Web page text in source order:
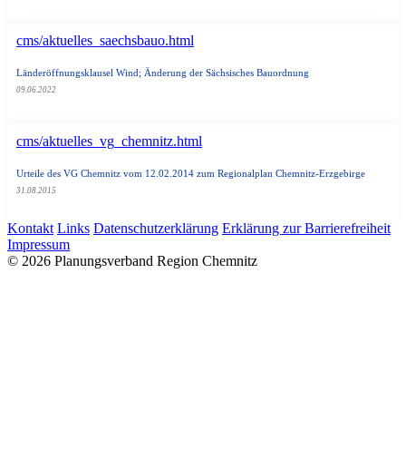
cms/aktuelles_saechsbauo.html
Länderöffnungsklausel Wind; Änderung der Sächsisches Bauordnung
09.06.2022
cms/aktuelles_vg_chemnitz.html
Urteile des VG Chemnitz vom 12.02.2014 zum Regionalplan Chemnitz-Erzgebirge
31.08.2015
Kontakt Links Datenschutzerklärung Erklärung zur Barrierefreiheit
Impressum
© 2026 Planungsverband Region Chemnitz